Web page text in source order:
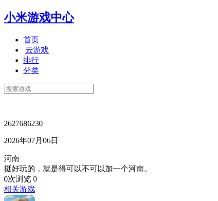
小米游戏中心
首页
云游戏
排行
分类
2627686230
2026年07月06日
河南
挺好玩的，就是得可以不可以加一个河南。
0次浏览 0
相关游戏